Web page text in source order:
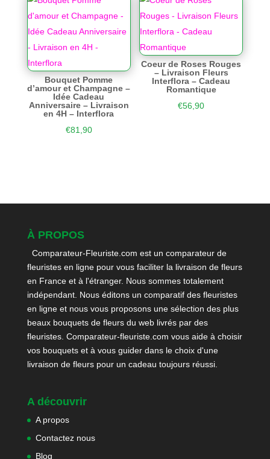
Bouquet Pomme
d’amour et Champagne –
Idée Cadeau
Anniversaire – Livraison
en 4H – Interflora
€81,90
Coeur de Roses Rouges
– Livraison Fleurs
Interflora – Cadeau
Romantique
€56,90
À PROPOS
Comparateur-Fleuriste.com est un comparateur de
fleuristes en ligne pour vous faciliter la livraison de fleurs
en France et à l'étranger. Nous sommes totalement
indépendant. Nous éditons un comparatif des fleuristes
en ligne et nous vous proposons une sélection des plus
beaux bouquets de fleurs du web livrés par des
fleuristes. Comparateur-fleuriste.com vous aide à choisir
vos bouquets et à vous guider dans le choix d'une
livraison de fleurs pour un cadeau toujours réussi.
A découvrir
A propos
Contactez nous
Blog